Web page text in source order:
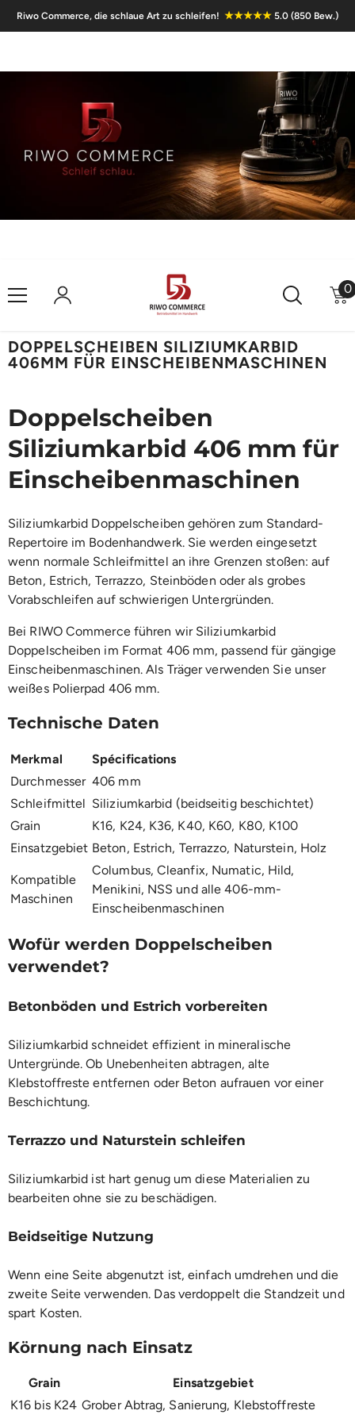
Riwo Commerce, die schlaue Art zu schleifen! ★★★★★ 5.0 (850 Bew.)
00
DOPPELSCHEIBEN SILIZIUMKARBID
406MM FÜR EINSCHEIBENMASCHINEN
Doppelscheiben
Siliziumkarbid 406 mm für
Einscheibenmaschinen
Siliziumkarbid Doppelscheiben gehören zum Standard-
Repertoire im Bodenhandwerk. Sie werden eingesetzt
wenn normale Schleifmittel an ihre Grenzen stoßen: auf
Beton, Estrich, Terrazzo, Steinböden oder als grobes
Vorabschleifen auf schwierigen Untergründen.
Bei RIWO Commerce führen wir Siliziumkarbid
Doppelscheiben im Format 406 mm, passend für gängige
Einscheibenmaschinen. Als Träger verwenden Sie unser
weißes Polierpad 406 mm.
Technische Daten
Merkmal
Spécifications
Durchmesser 406 mm
Schleifmittel Siliziumkarbid (beidseitig beschichtet)
Grain
K16, K24, K36, K40, K60, K80, K100
Einsatzgebiet Beton, Estrich, Terrazzo, Naturstein, Holz
Kompatible
Maschinen
Columbus, Cleanfix, Numatic, Hild,
Menikini, NSS und alle 406-mm-
Einscheibenmaschinen
Wofür werden Doppelscheiben
verwendet?
Betonböden und Estrich vorbereiten
Siliziumkarbid schneidet effizient in mineralische
Untergründe. Ob Unebenheiten abtragen, alte
Klebstoffreste entfernen oder Beton aufrauen vor einer
Beschichtung.
Terrazzo und Naturstein schleifen
Siliziumkarbid ist hart genug um diese Materialien zu
bearbeiten ohne sie zu beschädigen.
Beidseitige Nutzung
Wenn eine Seite abgenutzt ist, einfach umdrehen und die
zweite Seite verwenden. Das verdoppelt die Standzeit und
spart Kosten.
Körnung nach Einsatz
Grain
Einsatzgebiet
K16 bis K24 Grober Abtrag, Sanierung, Klebstoffreste